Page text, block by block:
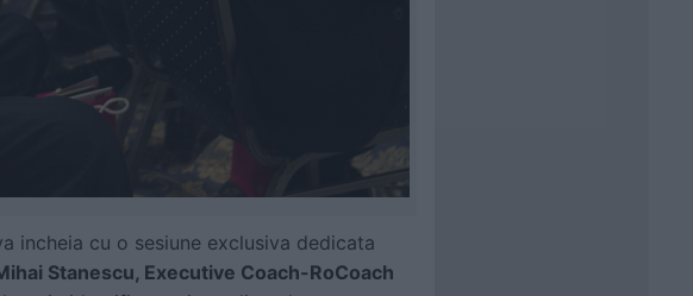
incheia cu o sesiune exclusiva dedicata
Stanescu, Executive Coach-RoCoach